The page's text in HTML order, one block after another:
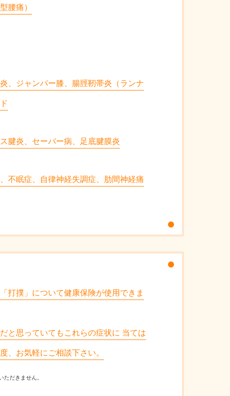
腰痛）
、ジャンパー膝、腸脛靭帯炎（ランナ
腱炎、セーバー病、足底腱膜炎
不眠症、自律神経失調症、肋間神経痛
打撲」について健康保険が使用できま
と思っていてもこれらの症状に 当ては
、お気軽にご相談下さい。
ただきません。